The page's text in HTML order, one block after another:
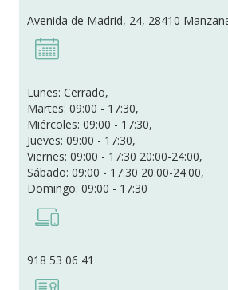
Avenida de Madrid, 24, 28410
Lunes: Cerrado,
Martes: 09:00 - 17:30,
Miércoles: 09:00 - 17:30,
Jueves: 09:00 - 17:30,
Viernes: 09:00 - 17:30 20:00-24:00,
Sábado: 09:00 - 17:30 20:00-24:00,
Domingo: 09:00 - 17:30
918 53 06 41